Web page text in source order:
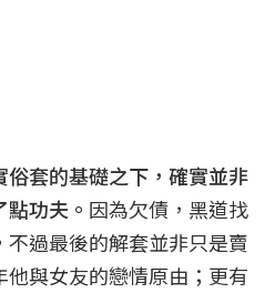
套的基礎之下，確實並非
功夫。 因為欠債，黑道找
過最後的解套並非只是賣
與女友的戀情原由；更有